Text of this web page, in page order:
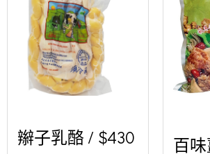
辮子乳酪 / $430
百